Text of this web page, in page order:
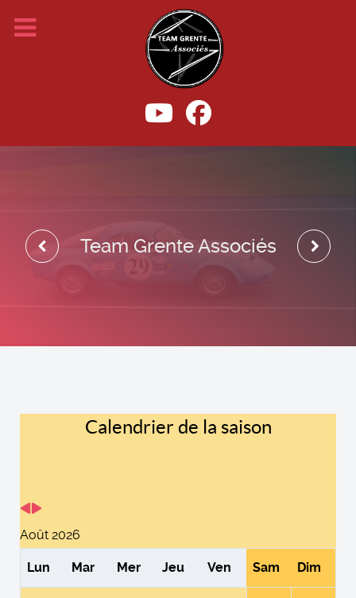
Team Grente Associés
Calendrier de la saison
précédent
suivant
Août 2026
Lun Mar Mer Jeu Ven Sam Dim